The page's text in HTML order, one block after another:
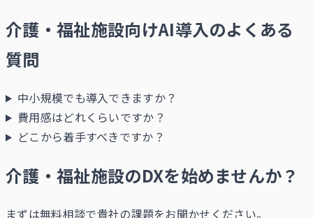
介護・福祉施設向けAI導入のよくある
質問
中小規模でも導入できますか？
費用感はどれくらいですか？
どこから着手すべきですか？
介護・福祉施設のDXを始めませんか？
まずは無料相談で貴社の課題をお聞かせください。